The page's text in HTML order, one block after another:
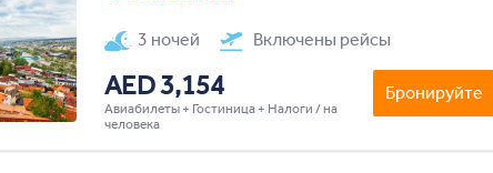
3 ночей Включены рейсы
AED 3,154
Авиабилеты + Гостиница + Налоги / на
человека
Бронируйте